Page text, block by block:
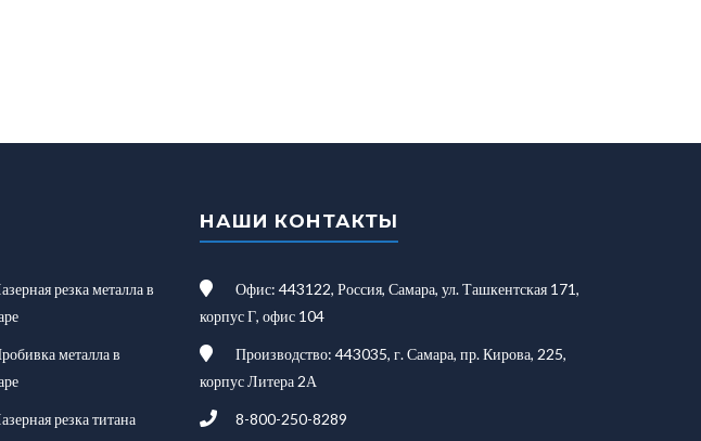
резка металла в
металла в
резка титана
НАШИ КОНТАКТЫ
Офис: 443122, Россия, Самара, ул. Ташкентская 171,
корпус Г, офис 104
Производство: 443035, г. Самара, пр. Кирова, 225,
корпус Литера 2А
8-800-250-8289